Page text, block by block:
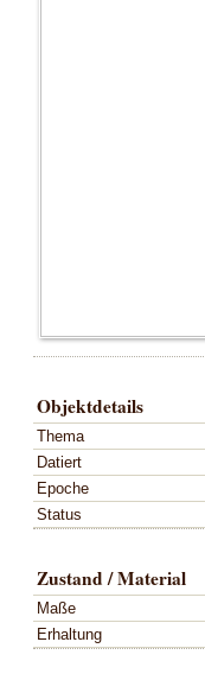
Objektdetails
Thema
Datiert
Epoche
Status
Zustand / Material
Maße
Erhaltung